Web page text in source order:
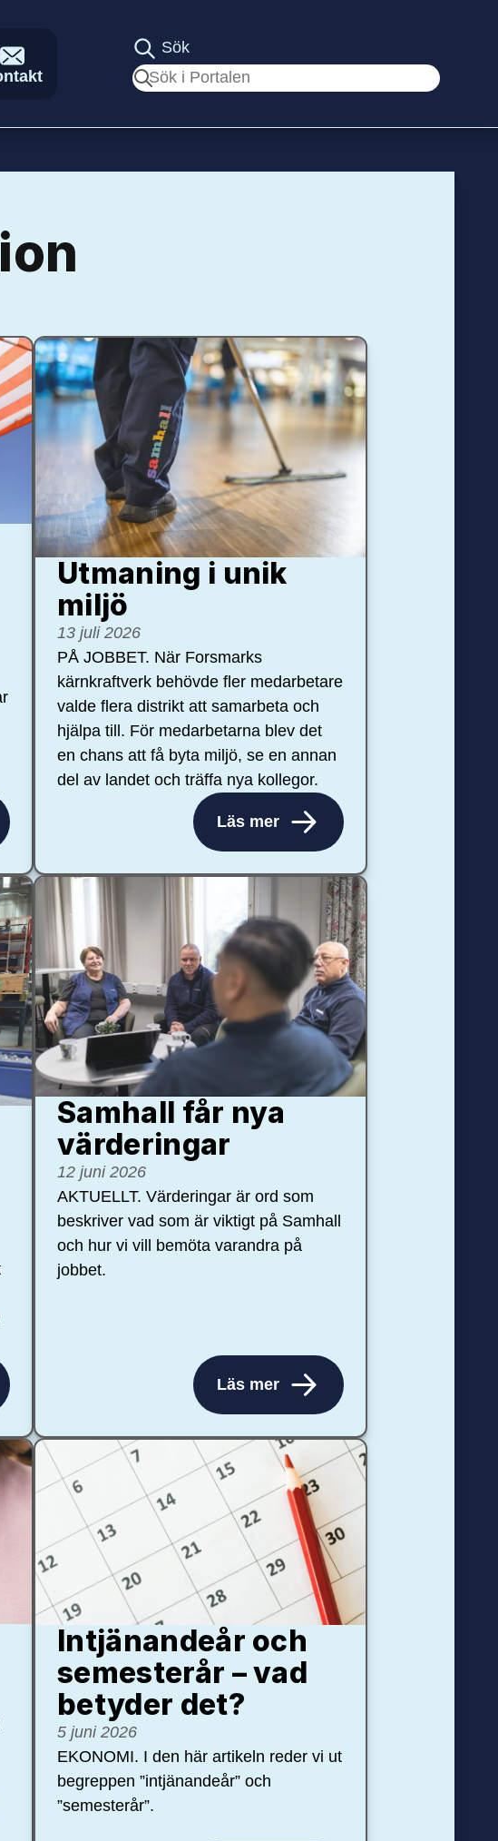
Sök
Sök
Utmaning i unik
miljö
13 juli 2026
PÅ JOBBET. När Forsmarks
kärnkraftverk behövde fler medarbetare
valde flera distrikt att samarbeta och
hjälpa till. För medarbetarna blev det
en chans att få byta miljö, se en annan
del av landet och träffa nya kollegor.
Läs mer
Samhall får nya
värdering­ar
12 juni 2026
AKTUELLT. Värderingar är ord som
beskriver vad som är viktigt på Samhall
och hur vi vill bemöta varandra på
jobbet.
Läs mer
Intjänandeår och
semesterår – vad
betyder det?
5 juni 2026
EKONOMI. I den här artikeln reder vi ut
begreppen ”intjänandeår” och
”semesterår”.